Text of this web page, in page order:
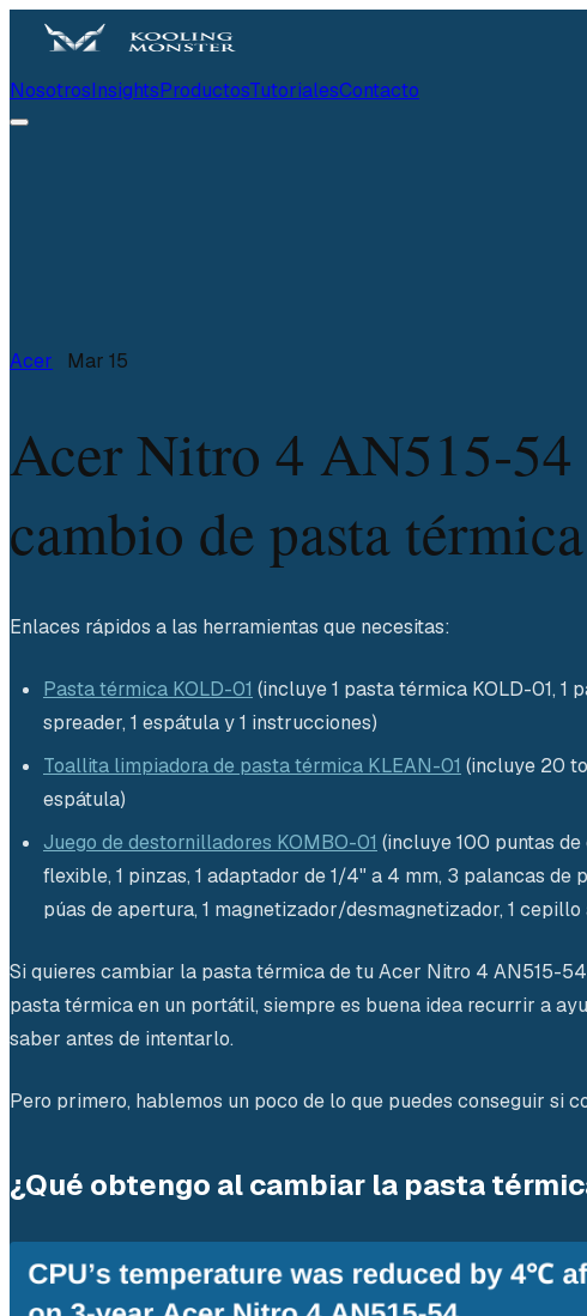
NosotrosInsightsProductosTutorialesContacto
Acer Mar 15
Acer Nitro 4 AN515-
cambio de pasta térmica
Enlaces rápidos a las herramientas que necesitas:
Pasta térmica KOLD-01 (incluye 1 pasta térmica KOLD-01, 1
spreader, 1 espátula y 1 instrucciones)
Toallita limpiadora de pasta térmica KLEAN-01 (incluye 20
espátula)
Juego de destornilladores KOMBO-01 (incluye 100 puntas de
flexible, 1 pinzas, 1 adaptador de 1/4" a 4 mm, 3 palancas de
púas de apertura, 1 magnetizador/desmagnetizador, 1
Si quieres cambiar la pasta térmica de tu Acer Nitro 4 AN515-
pasta térmica en un portátil, siempre es buena idea recurrir a
saber antes de intentarlo.
Pero primero, hablemos un poco de lo que puedes conseguir si
¿Qué obtengo al cambiar la pasta